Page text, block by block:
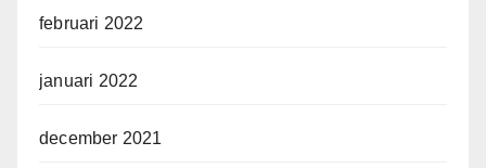
februari 2022
januari 2022
december 2021